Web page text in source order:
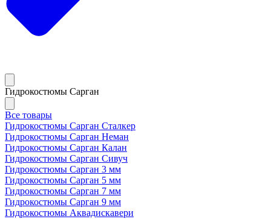
Гидрокостюмы Сарган
Все товары
Гидрокостюмы Сарган Сталкер
Гидрокостюмы Сарган Неман
Гидрокостюмы Сарган Калан
Гидрокостюмы Сарган Сивуч
Гидрокостюмы Сарган 3 мм
Гидрокостюмы Сарган 5 мм
Гидрокостюмы Сарган 7 мм
Гидрокостюмы Сарган 9 мм
Гидрокостюмы Аквадискавери